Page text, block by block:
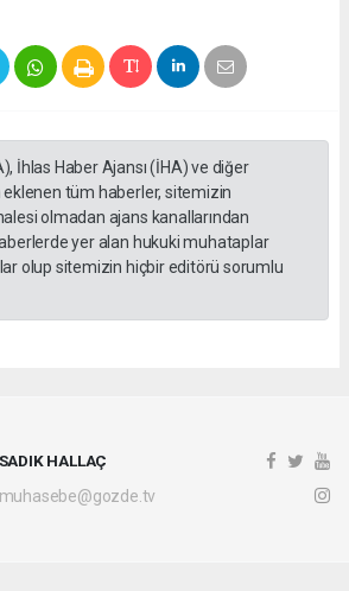
İhlas Haber Ajansı (İHA) ve diğer
tüm haberler, sitemizin
olmadan ajans kanallarından
yer alan hukuki muhataplar
olup sitemizin hiçbir editörü sorumlu
SADIK HALLAÇ
muhasebe@gozde.tv